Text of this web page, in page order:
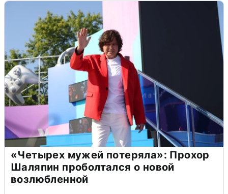
«Четырех мужей потеряла»: Прохор
Шаляпин проболтался о новой
возлюбленной